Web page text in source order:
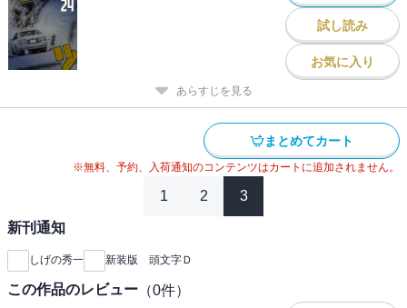
試し読み
お気に入り
あらすじを見る
まとめてカート
※無料、予約、入荷通知のコンテンツはカートに追加されません。
1 2 3
新刊通知
しげの秀一 新装版 頭文字Ｄ
この作品のレビュー （0件）